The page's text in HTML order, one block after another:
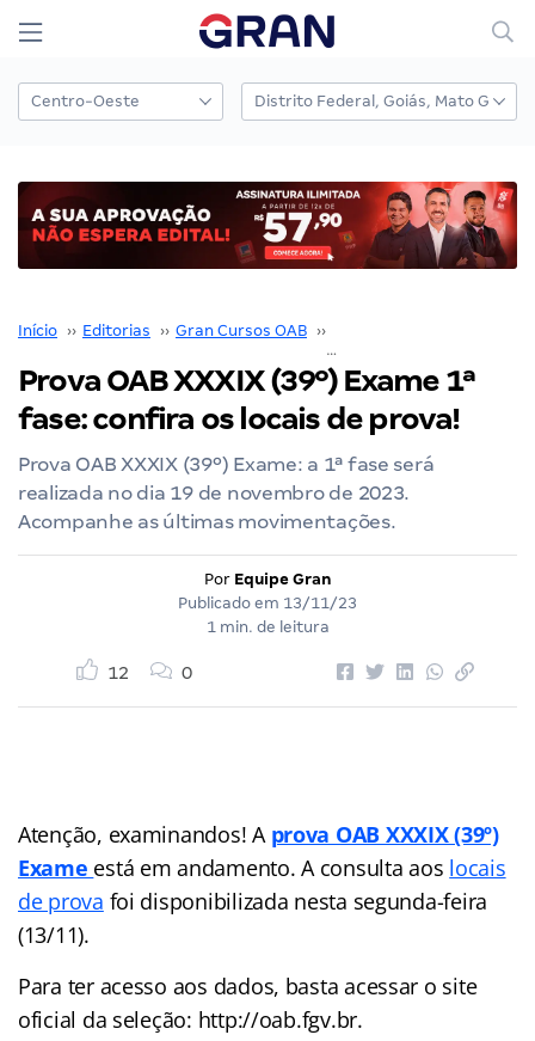
Início ›› Editorias ›› Gran Cursos OAB ››
Prova OAB XXXIX (39º) Exame 1ª
fase: confira os locais de prova!
Prova OAB XXXIX (39º) Exame: a 1ª fase será
realizada no dia 19 de novembro de 2023.
Acompanhe as últimas movimentações.
Por Equipe Gran
Publicado em 13/11/23
1 min. de leitura
12 0
Atenção, examinandos! A prova OAB XXXIX (39º)
Exame está em andamento. A consulta aos locais
de prova foi disponibilizada nesta segunda-feira
(13/11).
Para ter acesso aos dados, basta acessar o site
oficial da seleção: http://oab.fgv.br.